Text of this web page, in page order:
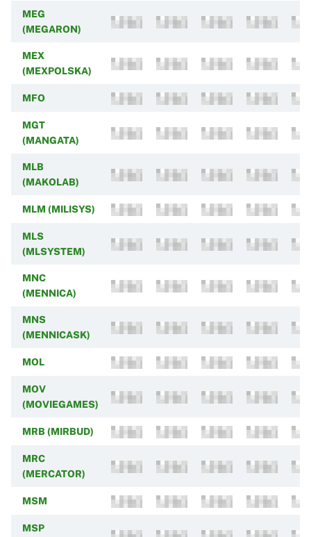
MEG
(MEGARON)
MEX
(MEXPOLSKA)
MFO
MGT
(MANGATA)
MLB
(MAKOLAB)
MLM (MILISYS)
MLS
(MLSYSTEM)
MNC
(MENNICA)
MNS
(MENNICASK)
MOL
MOV
(MOVIEGAMES)
MRB (MIRBUD)
MRC
(MERCATOR)
MSM
MSP